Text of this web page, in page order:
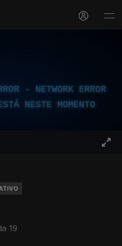
- NETWORK ERROR
NESTE MOMENTO
19